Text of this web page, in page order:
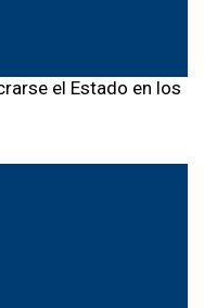
el Estado en los